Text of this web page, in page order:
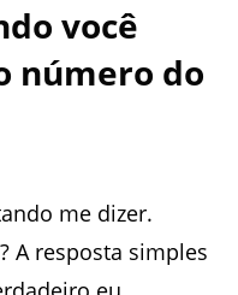
você
número do
me dizer.
A resposta simples